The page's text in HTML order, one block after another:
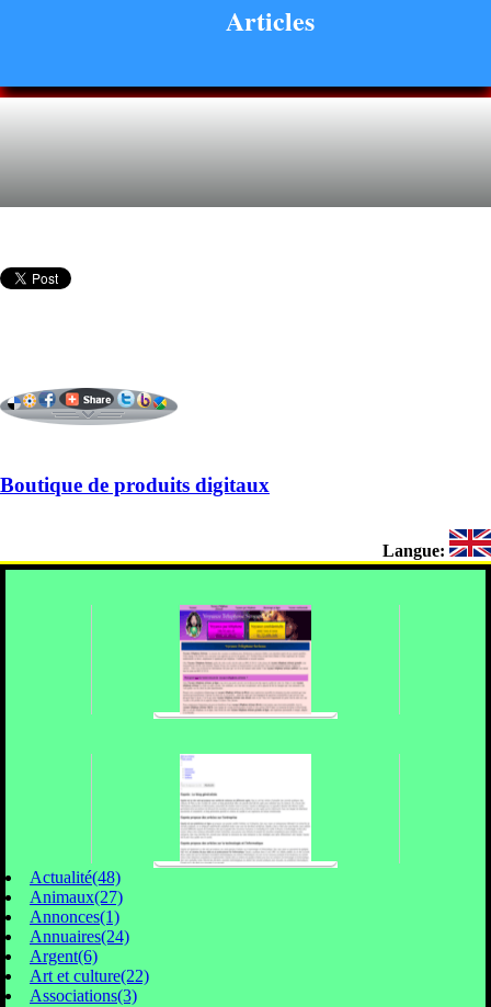
Articles
Boutique de produits digitaux
Langue:
Actualité(48)
Animaux(27)
Annonces(1)
Annuaires(24)
Argent(6)
Art et culture(22)
Associations(3)